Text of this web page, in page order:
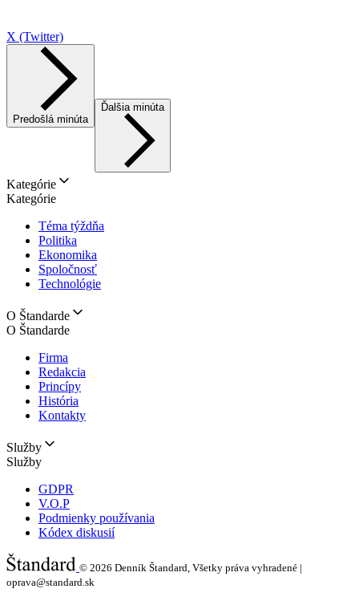
X (Twitter)
Predošlá minúta
Ďalšia minúta
Kategórie
Kategórie
Téma týždňa
Politika
Ekonomika
Spoločnosť
Technológie
O Štandarde
O Štandarde
Firma
Redakcia
Princípy
História
Kontakty
Služby
Služby
GDPR
V.O.P
Podmienky používania
Kódex diskusií
© 2026 Denník Štandard, Všetky práva vyhradené |
oprava@standard.sk